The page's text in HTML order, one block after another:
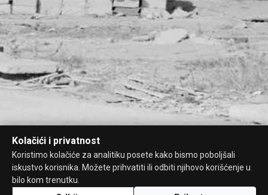
Kolačići i privatnost
Koristimo kolačiće za analitiku posete kako bismo poboljšali
iskustvo korisnika. Možete prihvatiti ili odbiti njihovo korišćenje u
bilo kom trenutku.